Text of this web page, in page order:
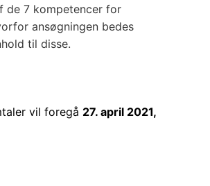
de 7 kompetencer for
ansøgningen bedes
til disse.
vil foregå 27. april 2021,